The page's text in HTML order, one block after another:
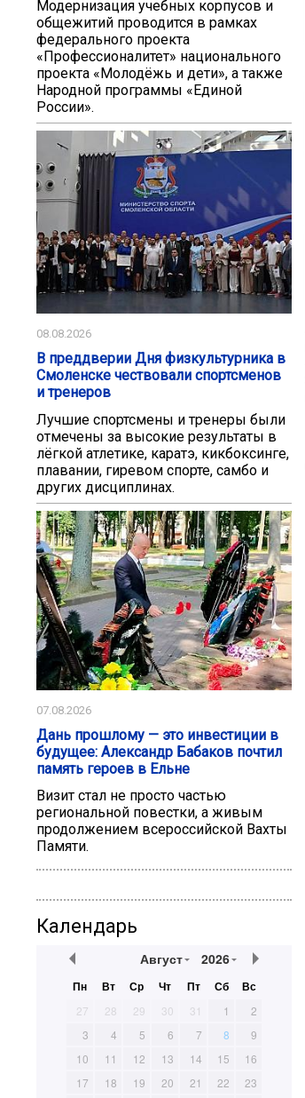
Модернизация учебных корпусов и
общежитий проводится в рамках
федерального проекта
«Профессионалитет» национального
проекта «Молодёжь и дети», а также
Народной программы «Единой
России».
08.08.2026
В преддверии Дня физкультурника в
Смоленске чествовали спортсменов
и тренеров
Лучшие спортсмены и тренеры были
отмечены за высокие результаты в
лёгкой атлетике, каратэ, кикбоксинге,
плавании, гиревом спорте, самбо и
других дисциплинах.
07.08.2026
Дань прошлому — это инвестиции в
будущее: Александр Бабаков почтил
память героев в Ельне
Визит стал не просто частью
региональной повестки, а живым
продолжением всероссийской Вахты
Памяти.
Календарь
Август 2026
Пн Вт Ср Чт Пт Сб Вс
27 28 29 30 31 1
2
3
4 5 6 7 8
9
10
11 12 13 14 15
16
17
18 19 20 21 22
23